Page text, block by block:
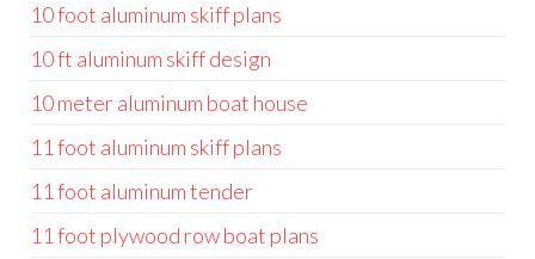
10 foot aluminum skiff plans
10 ft aluminum skiff design
10 meter aluminum boat house
11 foot aluminum skiff plans
11 foot aluminum tender
11 foot plywood row boat plans